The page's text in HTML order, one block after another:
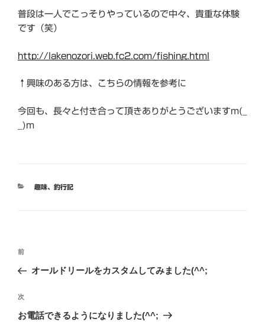
普段は一人でこっそりやっているので中々、貴重な体験
です（笑）
http://lakenozori.web.fc2.com/fishing.html
↑興味のある方は、こちらの情報を参考に
今回も、長々と付き合って頂きありがとうございますm(_
_)m
カ
趣味、 釣行記
投
ビ
ゲ
前
の
稿
前
オールドリールをカスタムしてみました(^^;
次
の
次
お電話できるようになりました(^^;